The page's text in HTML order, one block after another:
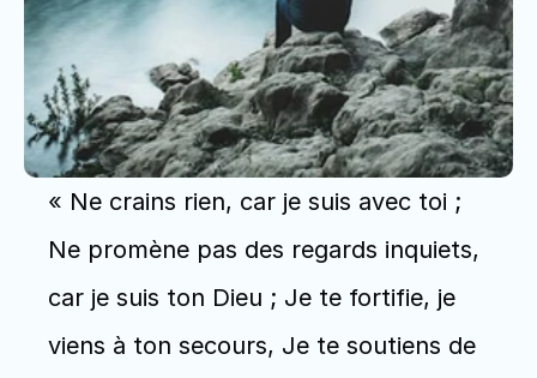
« Ne crains rien, car je suis avec toi ;
Ne promène pas des regards inquiets,
car je suis ton Dieu ; Je te fortifie, je
viens à ton secours, Je te soutiens de